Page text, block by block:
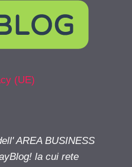
(UE)
AREA BUSINESS
la cui rete